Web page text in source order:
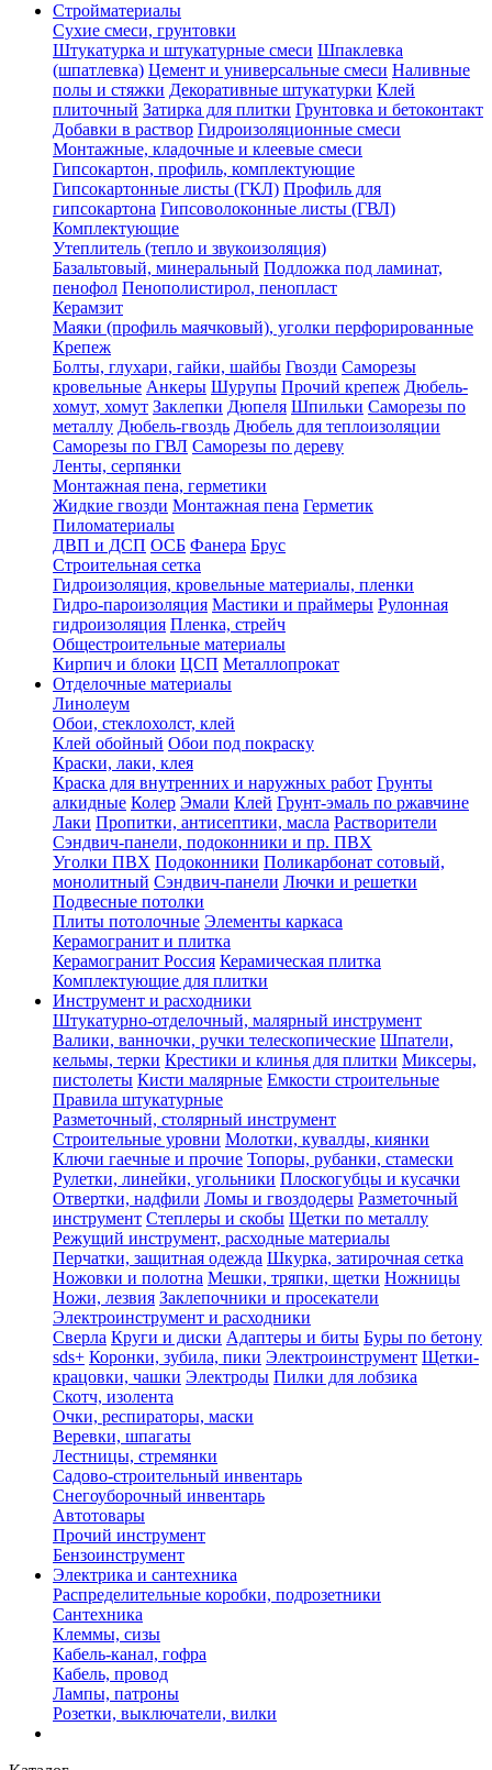
Стройматериалы
Сухие смеси, грунтовки
Штукатурка и штукатурные смеси Шпаклевка
(шпатлевка) Цемент и универсальные смеси Наливные
полы и стяжки Декоративные штукатурки Клей
плиточный Затирка для плитки Грунтовка и бетоконтакт
Добавки в раствор Гидроизоляционные смеси
Монтажные, кладочные и клеевые смеси
Гипсокартон, профиль, комплектующие
Гипсокартонные листы (ГКЛ) Профиль для
гипсокартона Гипсоволоконные листы (ГВЛ)
Комплектующие
Утеплитель (тепло и звукоизоляция)
Базальтовый, минеральный Подложка под ламинат,
пенофол Пенополистирол, пенопласт
Керамзит
Маяки (профиль маячковый), уголки перфорированные
Крепеж
Болты, глухари, гайки, шайбы Гвозди Саморезы
кровельные Анкеры Шурупы Прочий крепеж Дюбель-
хомут, хомут Заклепки Дюпеля Шпильки Саморезы по
металлу Дюбель-гвоздь Дюбель для теплоизоляции
Саморезы по ГВЛ Саморезы по дереву
Ленты, серпянки
Монтажная пена, герметики
Жидкие гвозди Монтажная пена Герметик
Пиломатериалы
ДВП и ДСП ОСБ Фанера Брус
Строительная сетка
Гидроизоляция, кровельные материалы, пленки
Гидро-пароизоляция Мастики и праймеры Рулонная
гидроизоляция Пленка, стрейч
Общестроительные материалы
Кирпич и блоки ЦСП Металлопрокат
Отделочные материалы
Линолеум
Обои, стеклохолст, клей
Клей обойный Обои под покраску
Краски, лаки, клея
Краска для внутренних и наружных работ Грунты
алкидные Колер Эмали Клей Грунт-эмаль по ржавчине
Лаки Пропитки, антисептики, масла Растворители
Сэндвич-панели, подоконники и пр. ПВХ
Уголки ПВХ Подоконники Поликарбонат сотовый,
монолитный Сэндвич-панели Лючки и решетки
Подвесные потолки
Плиты потолочные Элементы каркаса
Керамогранит и плитка
Керамогранит Россия Керамическая плитка
Комплектующие для плитки
Инструмент и расходники
Штукатурно-отделочный, малярный инструмент
Валики, ванночки, ручки телескопические Шпатели,
кельмы, терки Крестики и клинья для плитки Миксеры,
пистолеты Кисти малярные Емкости строительные
Правила штукатурные
Разметочный, столярный инструмент
Строительные уровни Молотки, кувалды, киянки
Ключи гаечные и прочие Топоры, рубанки, стамески
Рулетки, линейки, угольники Плоскогубцы и кусачки
Отвертки, надфили Ломы и гвоздодеры Разметочный
инструмент Степлеры и скобы Щетки по металлу
Режущий инструмент, расходные материалы
Перчатки, защитная одежда Шкурка, затирочная сетка
Ножовки и полотна Мешки, тряпки, щетки Ножницы
Ножи, лезвия Заклепочники и просекатели
Электроинструмент и расходники
Сверла Круги и диски Адаптеры и биты Буры по бетону
sds+ Коронки, зубила, пики Электроинструмент Щетки-
крацовки, чашки Электроды Пилки для лобзика
Скотч, изолента
Очки, респираторы, маски
Веревки, шпагаты
Лестницы, стремянки
Садово-строительный инвентарь
Снегоуборочный инвентарь
Автотовары
Прочий инструмент
Бензоинструмент
Электрика и сантехника
Распределительные коробки, подрозетники
Сантехника
Клеммы, сизы
Кабель-канал, гофра
Кабель, провод
Лампы, патроны
Розетки, выключатели, вилки